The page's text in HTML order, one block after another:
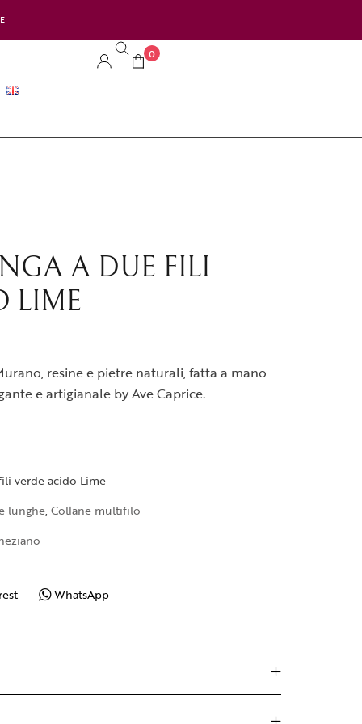
0
A DUE FILI
LIME
resine e pietre naturali, fatta a mano
e artigianale by Ave Caprice.
verde acido Lime
lunghe, Collane multifilo
WhatsApp